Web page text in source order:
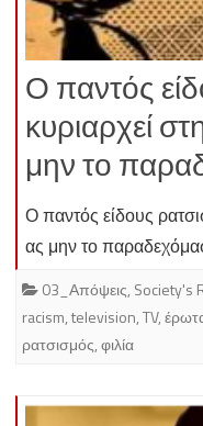
Ο παντός
κυριαρχεί
μην το
Ο παντός είδους
ας μην το
03_Απόψεις, Society's
racism,television,TV,
ρατσισμός,φιλία